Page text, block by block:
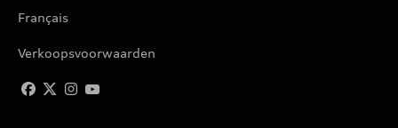
Français
Verkoopsvoorwaarden